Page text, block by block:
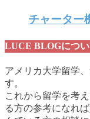
チャーター
LUCE BLOGにつ
アメリカ大学留学
す。
これから留学を考
る方の参考になれ